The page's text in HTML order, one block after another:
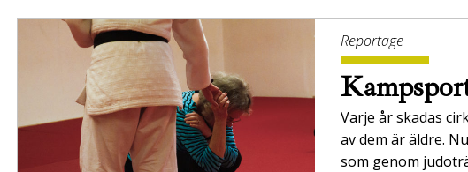
Reportage
Varje år skadas
av dem är äldre.
som genom